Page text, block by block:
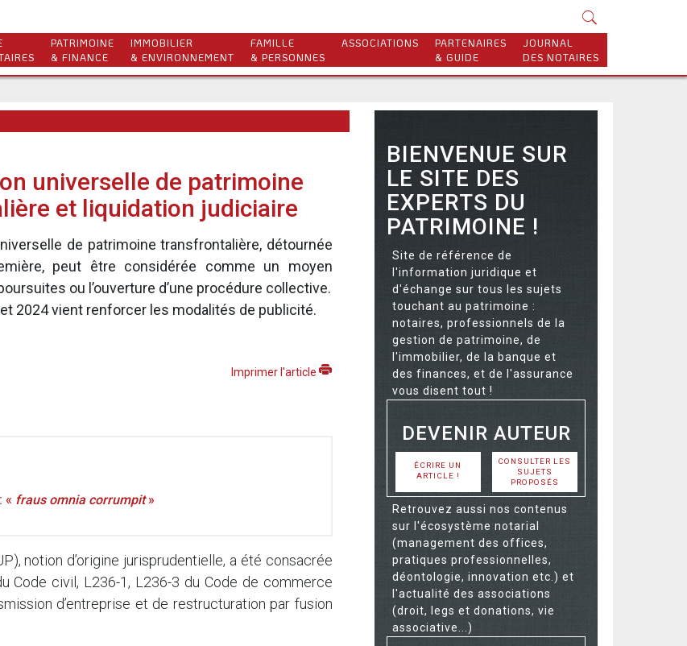
PATRIMOINE
& FINANCE
IMMOBILIER
& ENVIRONNEMENT
FAMILLE
& PERSONNES
ASSOCIATIONS
PARTENAIRES
& GUIDE
JOURNAL
DES NOTAIRES
universelle de patrimoine
et liquidation judiciaire
de patrimoine transfrontalière, détournée
peut être considérée comme un moyen
ou l’ouverture d’une procédure collective.
2024 vient renforcer les modalités de publicité.
Imprimer l'article
« fraus omnia corrumpit»
notion d’origine jurisprudentielle, a été consacrée
Code civil, L236-1, L236-3 du Code de commerce
d’entreprise et de restructuration par fusion
BIENVENUE SUR
LE SITE DES
EXPERTS DU
PATRIMOINE !
Site de référence de
l'information juridique et
d'échange sur tous les sujets
touchant au patrimoine :
notaires, professionnels de la
gestion de patrimoine, de
l'immobilier, de la banque et
des finances, et de l'assurance
vous disent tout !
DEVENIR AUTEUR
ÉCRIRE UN
ARTICLE !
CONSULTER LES
SUJETS
PROPOSÉS
Retrouvez aussi nos contenus
sur l'écosystème notarial
(management des offices,
pratiques professionnelles,
déontologie, innovation etc.) et
l'actualité des associations
(droit, legs et donations, vie
associative...)